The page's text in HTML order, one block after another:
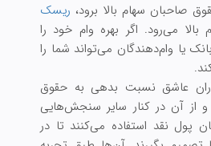
صاحبان سهام بالا برود، ریسک
می‌رود. اگر بهره وام خود را
یا وام‌دهندگان می‌تواند شما را
عاشق نسبت بدهی به حقوق
از آن در كنار سایر سنجش‌هایی
پول نقد استفاده می‌كنند تا در